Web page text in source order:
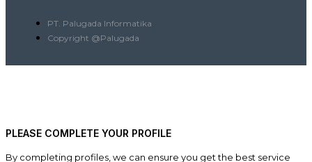
PT. Palugada Informatika
Copyright @Palugada
PLEASE COMPLETE YOUR PROFILE
By completing profiles, we can ensure you get the best service